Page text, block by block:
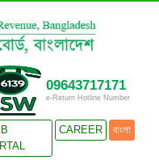
09643717171
e-Return Hotline Number
CAREER বাংলা